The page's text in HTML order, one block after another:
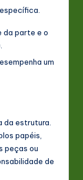
da parte e o
um
da estrutura.
papéis,
peças ou
de